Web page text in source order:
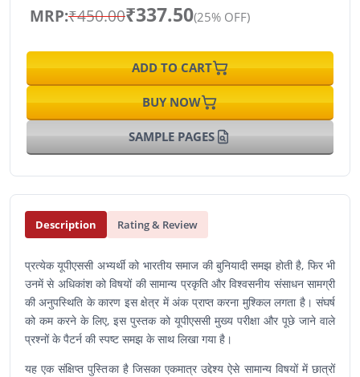
MRP:₹450.00₹337.50(25% OFF)
ADD TO CART
BUY NOW
SAMPLE PAGES
Description Rating & Review
प्रत्येक यूपीएससी अभ्यर्थी को भारतीय समाज की बुनियादी समझ होती है, फिर भी
उनमें से अधिकांश को विषयों की सामान्य प्रकृति और विश्वसनीय संसाधन सामग्री
की अनुपस्थिति के कारण इस क्षेत्र में अंक प्राप्त करना मुश्किल लगता है। संघर्ष
को कम करने के लिए, इस पुस्तक को यूपीएससी मुख्य परीक्षा और पूछे जाने वाले
प्रश्नों के पैटर्न की स्पष्ट समझ के साथ लिखा गया है।
यह एक संक्षिप्त पुस्तिका है जिसका एकमात्र उद्देश्य ऐसे सामान्य विषयों में छात्रों